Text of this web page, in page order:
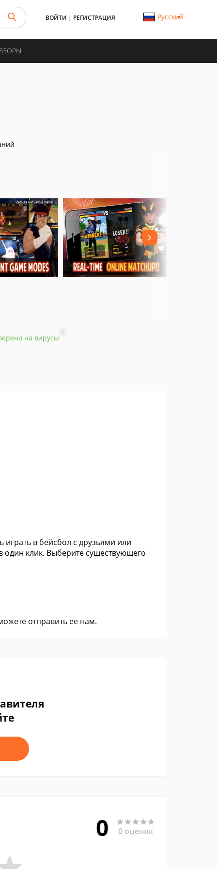
ВОЙТИ | РЕГИСТРАЦИЯ Русский
на вирусы
?
играть в бейсбол с друзьями или
один клик. Выберите существующего
отправить ее нам.
0 0 оценок